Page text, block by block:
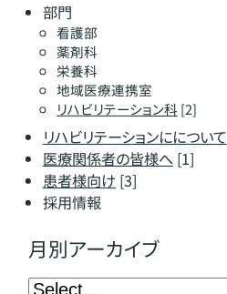
部門
看護部
薬剤科
栄養科
地域医療連携室
リハビリテーション科 [2]
リハビリテーションにについて
医療関係者の皆様へ[1]
患者様向け [3]
採用情報
月別アーカイブ